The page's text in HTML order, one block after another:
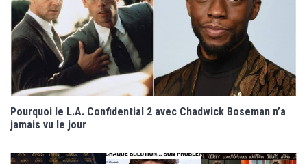
Pourquoi le L.A. Confidential 2 avec Chadwick Boseman n’a
jamais vu le jour